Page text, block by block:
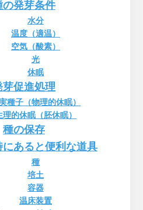
の発芽条件
水分
温度（適温）
空気（酸素）
光
休眠
芽促進処理
種子（物理的休眠）
理的休眠（胚休眠）
種の保存
にあると便利な道具
種
培土
容器
温床装置